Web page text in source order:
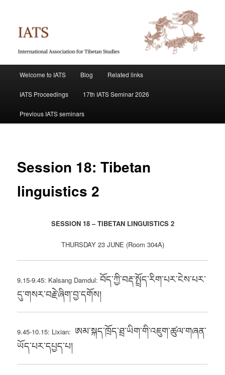
primary
content IATS
Welcome to IATS Blog Related links
IATS Proceedings 17th IATS Seminar 2026
Previous IATS seminars
Session 18: Tibetan
linguistics 2
SESSION 18 – TIBETAN LINGUISTICS 2
THURSDAY 23 JUNE (Room 304A)
9.15-9.45: Kalsang Damdul:བོད་ཀྱི་བརྡ་སྤྲོད་རིག་པར་ངེས་པར་
དུ་གསར་བརྗེ་ཞིག་བྱ་དགོས།
9.45-10.15: Lixian: ཨམ་སྐད་ཁྲོད་ཐྲ་ཡིག་གི་འཇུག་ཚུལ་གཞན་
ཡོད་པར་དཔྱད་པ།